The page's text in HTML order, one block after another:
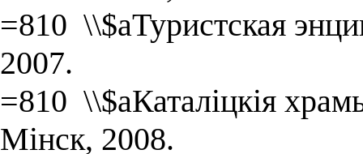
=810 \\$aТуристская
2007.
=810 \\$aКаталіцкія
Мінск, 2008.